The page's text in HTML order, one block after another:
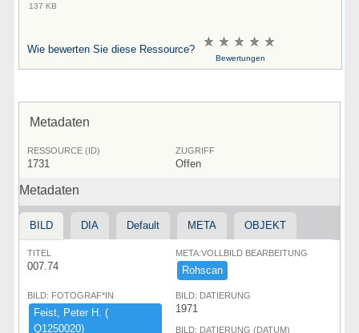
137 KB
Wie bewerten Sie diese Ressource?
Bewertungen
Metadaten
RESSOURCE (ID)
1731
ZUGRIFF
Offen
Metadaten
BILD DIA Default META OBJEKT
TITEL
007.74
META:VOLLBILD BEARBEITUNG
Rohscan
BILD: FOTOGRAF*IN
Feist,​ ​Peter ​H.​ ​(​
Q1250020)​
BILD: DATIERUNG
1971
BILD: DATIERUNG (DATUM)